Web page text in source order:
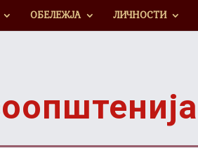
ОБЕЛЕЖЈА ЛИЧНОСТИ